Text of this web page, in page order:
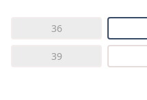
36
39